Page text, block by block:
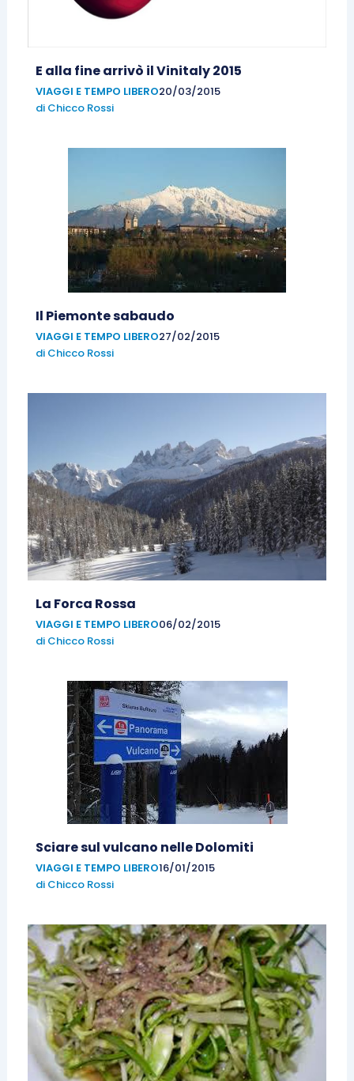
E alla fine arrivò il Vinitaly 2015
VIAGGI E TEMPO LIBERO20/03/2015
di Chicco Rossi
Il Piemonte sabaudo
VIAGGI E TEMPO LIBERO27/02/2015
di Chicco Rossi
La Forca Rossa
VIAGGI E TEMPO LIBERO06/02/2015
di Chicco Rossi
Sciare sul vulcano nelle Dolomiti
VIAGGI E TEMPO LIBERO16/01/2015
di Chicco Rossi